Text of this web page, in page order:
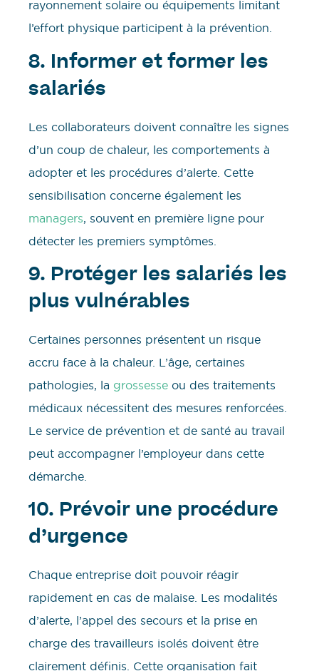
rayonnement solaire ou équipements limitant
l’effort physique participent à la prévention.
8. Informer et former les
salariés
Les collaborateurs doivent connaître les signes
d’un coup de chaleur, les comportements à
adopter et les procédures d’alerte. Cette
sensibilisation concerne également les
managers, souvent en première ligne pour
détecter les premiers symptômes.
9. Protéger les salariés les
plus vulnérables
Certaines personnes présentent un risque
accru face à la chaleur. L’âge, certaines
pathologies, la grossesse ou des traitements
médicaux nécessitent des mesures renforcées.
Le service de prévention et de santé au travail
peut accompagner l’employeur dans cette
démarche.
10. Prévoir une procédure
d’urgence
Chaque entreprise doit pouvoir réagir
rapidement en cas de malaise. Les modalités
d’alerte, l’appel des secours et la prise en
charge des travailleurs isolés doivent être
clairement définis. Cette organisation fait